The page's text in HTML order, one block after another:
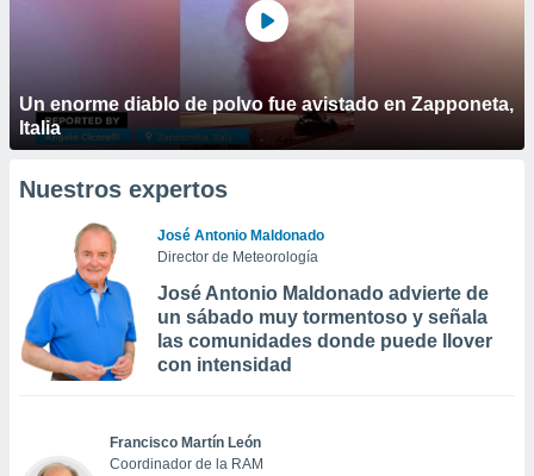
Un enorme diablo de polvo fue avistado en Zapponeta,
Italia
Nuestros expertos
José Antonio Maldonado
Director de Meteorología
José Antonio Maldonado advierte de
un sábado muy tormentoso y señala
las comunidades donde puede llover
con intensidad
Francisco Martín León
Coordinador de la RAM